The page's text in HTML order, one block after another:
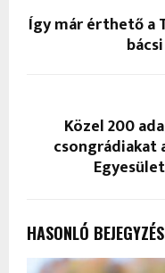
Így már érthető a
Közel 200
csongrádiakat
HASONLÓ